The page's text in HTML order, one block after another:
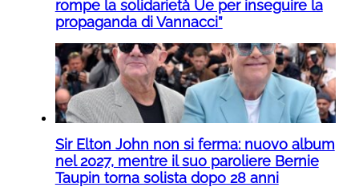
rompe la solidarietà Ue per inseguire la
propaganda di Vannacci”
Sir Elton John non si ferma: nuovo album
nel 2027, mentre il suo paroliere Bernie
Taupin torna solista dopo 28 anni